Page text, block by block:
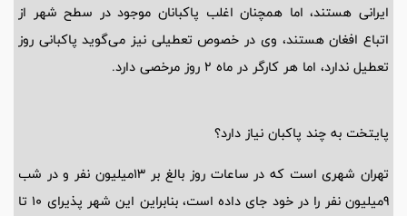
ایرانی هستند، اما همچنان اغلب پاکبانان موجود در سطح شهر از
اتباع افغان هستند، وی در خصوص تعطیلی نیز می‌گوید پاکبانی روز
تعطیل ندارد، اما هر کارگر در ماه 2 روز مرخصی دارد.
پایتخت به چند پاکبان نیاز دارد؟
تهران شهری است که در ساعات روز بالغ بر 13‌میلیون نفر و در شب
9‌میلیون نفر را در خود جای داده است، بنابراین این شهر پذیرای 10 تا